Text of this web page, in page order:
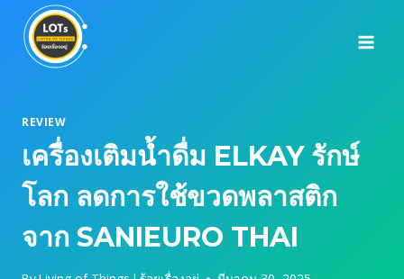
content
REVIEW
เครื่องเติมน้ำดื่ม ELKAY รักษ์
โลก ลดการใช้ขวดพลาสติก
จาก SANIEURO THAI